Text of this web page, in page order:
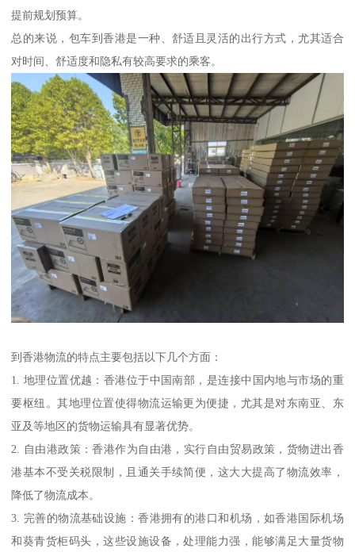
提前规划预算。
总的来说，包车到香港是一种、舒适且灵活的出行方式，尤其适合
对时间、舒适度和隐私有较高要求的乘客。
到香港物流的特点主要包括以下几个方面：
1. 地理位置优越：香港位于中国南部，是连接中国内地与市场的重
要枢纽。其地理位置使得物流运输更为便捷，尤其是对东南亚、东
亚及等地区的货物运输具有显著优势。
2. 自由港政策：香港作为自由港，实行自由贸易政策，货物进出香
港基本不受关税限制，且通关手续简便，这大大提高了物流效率，
降低了物流成本。
3. 完善的物流基础设施：香港拥有的港口和机场，如香港国际机场
和葵青货柜码头，这些设施设备，处理能力强，能够满足大量货物